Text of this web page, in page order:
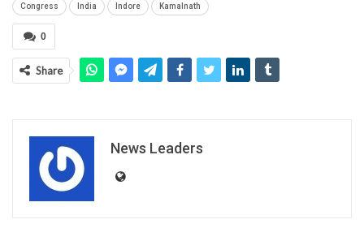
Congress India Indore Kamalnath
0
Share
News Leaders